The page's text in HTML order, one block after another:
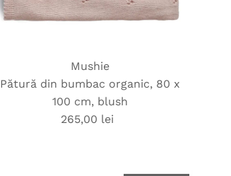
Mushie
Pătură din bumbac organic, 80 x
100 cm, blush
Preț
265,00 lei